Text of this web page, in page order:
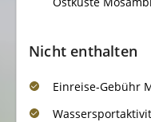
Nicht enthalten
Einreise-Gebühr